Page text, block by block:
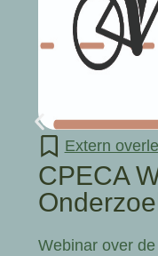
Extern
CPECA
Webinar over